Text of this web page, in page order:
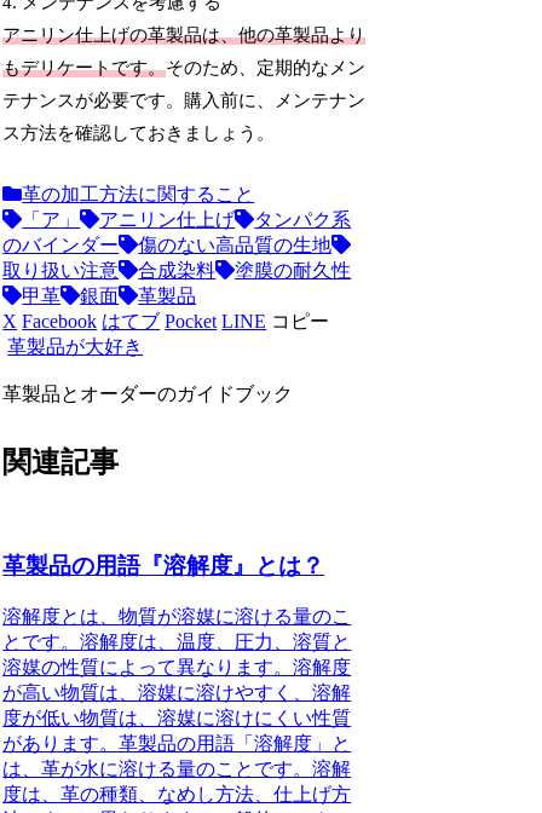
アニリン仕上げの革製品は、他の革製品より
もデリケートです。そのため、定期的なメン
テナンスが必要です。購入前に、メンテナン
ス方法を確認しておきましょう。
革の加工方法に関すること
「ア」
アニリン仕上げ
タンパク系
のバインダー
傷のない高品質の生地
取り扱い注意
合成染料
塗膜の耐久性
甲革
銀面
革製品
X Facebook はてブ Pocket LINE コピー
革製品が大好き
革製品とオーダーのガイドブック
関連記事
革製品の用語『溶解度』とは？
溶解度とは、物質が溶媒に溶ける量のこ
とです。溶解度は、温度、圧力、溶質と
溶媒の性質によって異なります。溶解度
が高い物質は、溶媒に溶けやすく、溶解
度が低い物質は、溶媒に溶けにくい性質
があります。革製品の用語「溶解度」と
は、革が水に溶ける量のことです。溶解
度は、革の種類、なめし方法、仕上げ方